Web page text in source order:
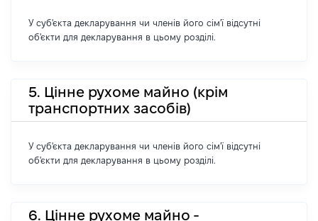
У суб'єкта декларування чи членів його сім'ї відсутні
об'єкти для декларування в цьому розділі.
5. Цінне рухоме майно (крім
транспортних засобів)
У суб'єкта декларування чи членів його сім'ї відсутні
об'єкти для декларування в цьому розділі.
6. Цінне рухоме майно -